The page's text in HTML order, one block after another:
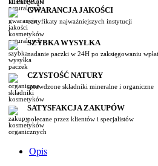
GWARANCJA JAKOŚCI
certyfikaty najważniejszych instytucji
SZYBKA WYSYŁKA
nadanie paczki w 24H po zaksięgowaniu
CZYSTOŚĆ NATURY
sprawdzone składniki mineralne i organiczne
SATYSFAKCJA ZAKUPÓW
polecane przez klientów i specjalistów
Opis